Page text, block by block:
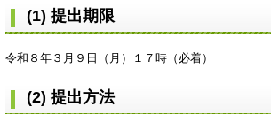
(1) 提出期限
令和８年３月９日（月）１７時（必着）
(2) 提出方法